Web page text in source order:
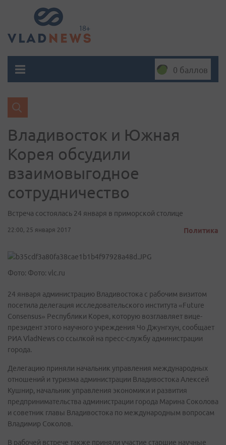
0 баллов
Владивосток и Южная
Корея обсудили
взаимовыгодное
сотрудничество
Встреча состоялась 24 января в приморской столице
22:00, 25 января 2017 Политика
Фото: Фото: vlc.ru
24 января администрацию Владивостока с рабочим визитом
посетила делегация исследовательского института «Future
Consensus» Республики Корея, которую возглавляет вице-
президент этого научного учреждения Чо Джунгхун, сообщает
РИА VladNews со ссылкой на пресс-службу администрации
города.
Делегацию приняли начальник управления международных
отношений и туризма администрации Владивостока Алексей
Кушнир, начальник управления экономики и развития
предпринимательства администрации города Марина Соколова
и советник главы Владивостока по международным вопросам
Владимир Соколов.
В рабочей встрече также приняли участие старшие научные